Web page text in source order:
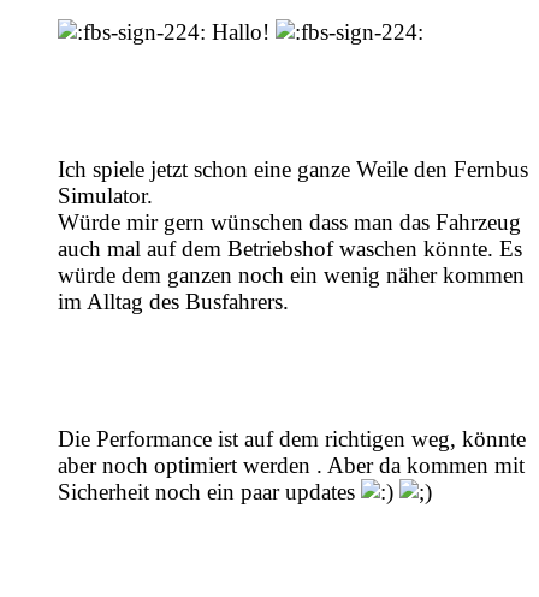
Hallo!
Ich spiele jetzt schon eine ganze Weile den Fernbus
Simulator.
Würde mir gern wünschen dass man das Fahrzeug
auch mal auf dem Betriebshof waschen könnte. Es
würde dem ganzen noch ein wenig näher kommen
im Alltag des Busfahrers.
Die Performance ist auf dem richtigen weg, könnte
aber noch optimiert werden . Aber da kommen mit
Sicherheit noch ein paar updates